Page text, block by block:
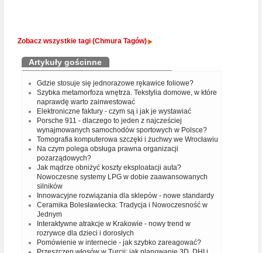
Zobacz wszystkie tagi (Chmura Tagów)
Artykuły gościnne
Gdzie stosuje się jednorazowe rękawice foliowe?
Szybka metamorfoza wnętrza. Tekstylia domowe, w które
naprawdę warto zainwestować
Elektroniczne faktury - czym są i jak je wystawiać
Porsche 911 - dlaczego to jeden z najcześciej
wynajmowanych samochodów sportowych w Polsce?
Tomografia komputerowa szczęki i żuchwy we Wrocławiu
Na czym polega obsługa prawna organizacji
pozarządowych?
Jak mądrze obniżyć koszty eksploatacji auta?
Nowoczesne systemy LPG w dobie zaawansowanych
silników
Innowacyjne rozwiązania dla sklepów - nowe standardy
Ceramika Bolesławiecka: Tradycja i Nowoczesność w
Jednym
Interaktywne atrakcje w Krakowie - nowy trend w
rozrywce dla dzieci i dorosłych
Pomówienie w internecie - jak szybko zareagować?